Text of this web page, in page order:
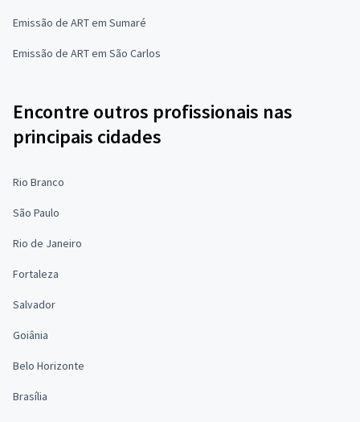
Emissão de ART em Sumaré
Emissão de ART em São Carlos
Encontre outros profissionais nas
principais cidades
Rio Branco
São Paulo
Rio de Janeiro
Fortaleza
Salvador
Goiânia
Belo Horizonte
Brasília